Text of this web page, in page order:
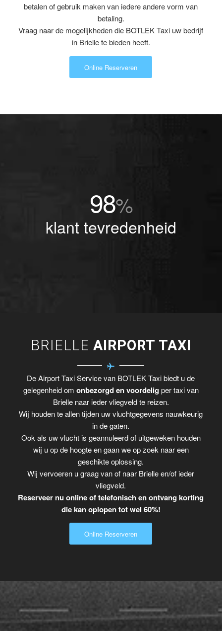
betalen of gebruik maken van iedere andere vorm van
betaling.
Vraag naar de mogelijkheden die BOTLEK Taxi uw bedrijf
in Brielle te bieden heeft.
Online Reserveren
98%
klant tevredenheid
BRIELLE AIRPORT TAXI
De Airport Taxi Service van BOTLEK Taxi biedt u de
gelegenheid om onbezorgd en voordelig per taxi van
Brielle naar ieder vliegveld te reizen.
Wij houden te allen tijden uw vluchtgegevens nauwkeurig
in de gaten.
Ook als uw vlucht is geannuleerd of uitgeweken houden
wij u op de hoogte en gaan we op zoek naar een
geschikte oplossing.
Wij vervoeren u graag van of naar Brielle en/of ieder
vliegveld.
Reserveer nu online of telefonisch en ontvang korting
die kan oplopen tot wel 60%!
Online Reserveren